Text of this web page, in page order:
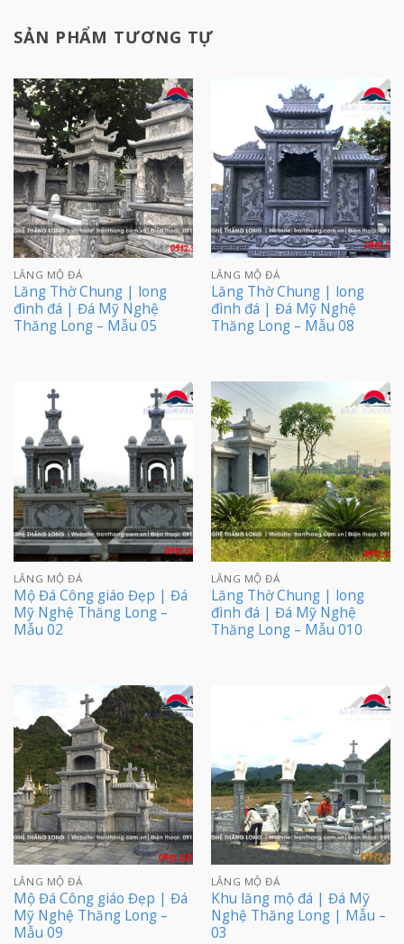
SẢN PHẨM TƯƠNG TỰ
LĂNG MỘ ĐÁ
Lăng Thờ Chung | long
đình đá | Đá Mỹ Nghệ
Thăng Long – Mẫu 05
LĂNG MỘ ĐÁ
Lăng Thờ Chung | long
đình đá | Đá Mỹ Nghệ
Thăng Long – Mẫu 08
LĂNG MỘ ĐÁ
Mộ Đá Công giáo Đẹp | Đá
Mỹ Nghệ Thăng Long –
Mẫu 02
LĂNG MỘ ĐÁ
Lăng Thờ Chung | long
đình đá | Đá Mỹ Nghệ
Thăng Long – Mẫu 010
LĂNG MỘ ĐÁ
Mộ Đá Công giáo Đẹp | Đá
Mỹ Nghệ Thăng Long –
Mẫu 09
LĂNG MỘ ĐÁ
Khu lăng mộ đá | Đá Mỹ
Nghệ Thăng Long | Mẫu –
03